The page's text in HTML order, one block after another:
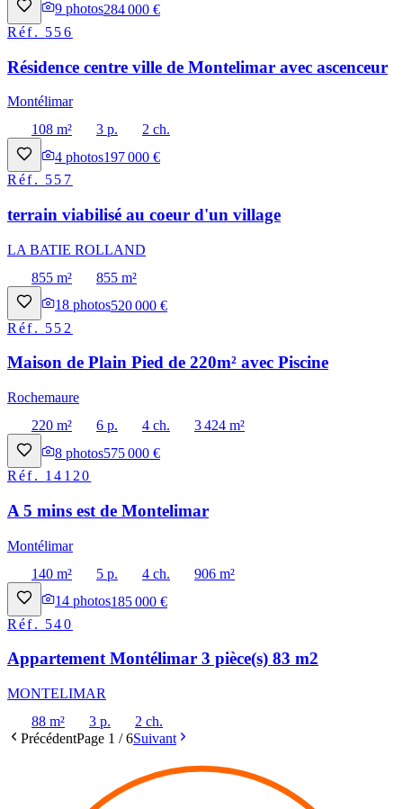
9 photos284 000 €
Réf. 556
Résidence centre ville de Montelimar avec ascenceur
Montélimar
108 m²
3 p.
2 ch.
4 photos197 000 €
Réf. 557
terrain viabilisé au coeur d'un village
LA BATIE ROLLAND
855 m²
855 m²
18 photos520 000 €
Réf. 552
Maison de Plain Pied de 220m² avec Piscine
Rochemaure
220 m²
6 p. 4 ch.
3 424 m²
8 photos575 000 €
Réf. 14120
A 5 mins est de Montelimar
Montélimar
140 m²
5 p. 4 ch.
906 m²
14 photos185 000 €
Réf. 540
Appartement Montélimar 3 pièce(s) 83 m2
MONTELIMAR
88 m²
3 p.
2 ch.
PrécédentPage 1 /6Suivant